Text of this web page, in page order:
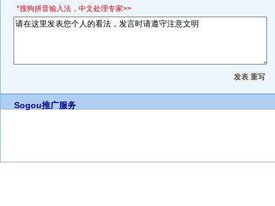
*搜狗拼音输入法，中文处理专家>>
Sogou推广服务